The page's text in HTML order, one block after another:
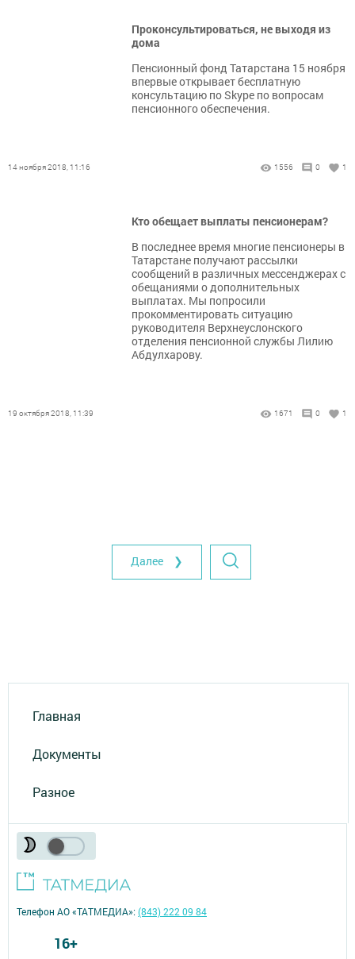
Проконсультироваться, не выходя из
дома
Пенсионный фонд Татарстана 15 ноября
впервые открывает бесплатную
консультацию по Skype по вопросам
пенсионного обеспечения.
14 ноября 2018, 11:16 1556 0 1
Кто обещает выплаты пенсионерам?
В последнее время многие пенсионеры в
Татарстане получают рассылки
сообщений в различных мессенджерах с
обещаниями о дополнительных
выплатах. Мы попросили
прокомментировать ситуацию
руководителя Верхнеуслонского
отделения пенсионной службы Лилию
Абдулхарову.
19 октября 2018, 11:39 1671 0 1
Далее ❯
Главная
Документы
Разное
Телефон АО «ТАТМЕДИА»:(843) 222 09 84
16+